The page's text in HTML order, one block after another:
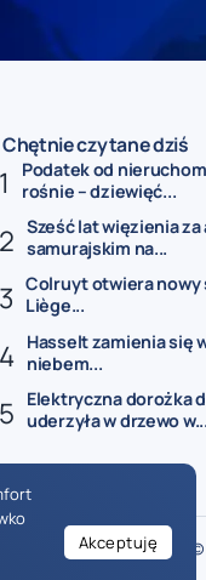
Chętnie czytane dziś
Podatek od
rośnie – dziewięć...
Sześć lat więzienia
samurajskim na...
Colruyt otwiera nowy
Liège...
Hasselt zamienia się
niebem...
Elektryczna dorożka
uderzyła w drzewo w...
Akceptuję